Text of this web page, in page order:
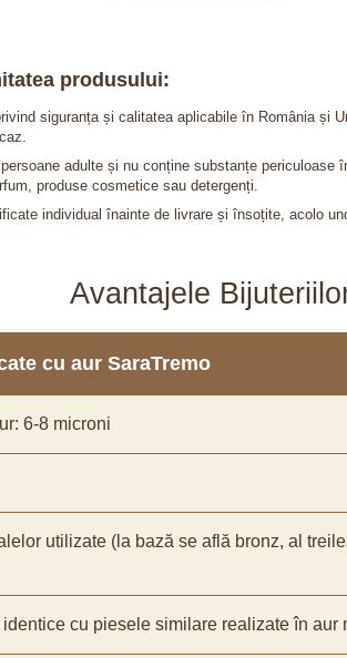
produsului:
siguranța și calitatea aplicabile în România și
adulte și nu conține substanțe
produse cosmetice sau detergenți.
individual înainte de livrare și însoțite, acolo
Avantajele
cu aur SaraTremo
6-8 microni
utilizate (la bază se află bronz, al
cu piesele similare realizate în aur